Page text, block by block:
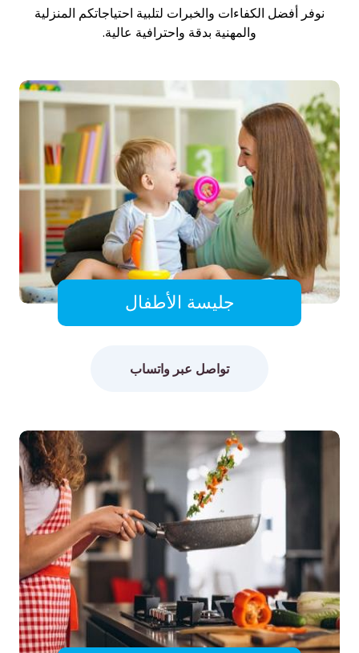
نوفر أفضل الكفاءات والخبرات لتلبية احتياجاتكم المنزلية
والمهنية بدقة واحترافية عالية.
جليسة الأطفال
تواصل عبر واتساب